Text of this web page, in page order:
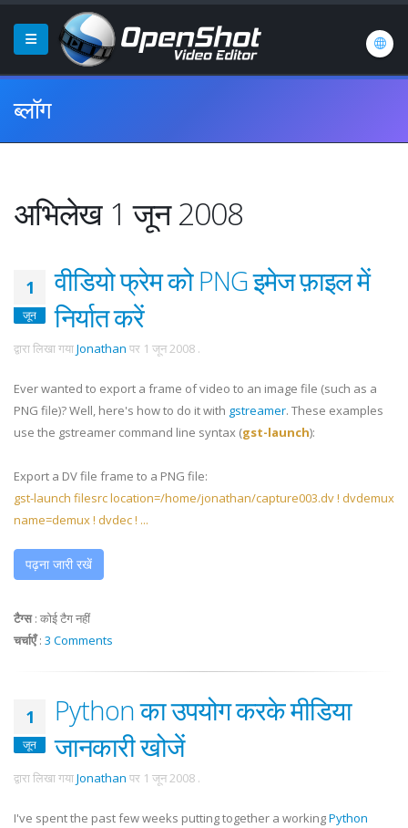
ब्लॉग
अभिलेख 1 जून 2008
1
जून
वीडियो फ्रेम को PNG इमेज फ़ाइल में
निर्यात करें
द्वारा लिखा गयाJonathan पर 1 जून 2008 .
Ever wanted to export a frame of video to an image file (such as a
PNG file)? Well, here's how to do it with gstreamer. These examples
use the gstreamer command line syntax (gst-launch):
Export a DV file frame to a PNG file:
gst-launch filesrc location=/home/jonathan/capture003.dv ! dvdemux
name=demux ! dvdec ! ...
पढ़ना जारी रखें
टैग्स: कोई टैग नहीं
चर्चाएँ: 3 Comments
1
जून
Python का उपयोग करके मीडिया
जानकारी खोजें
द्वारा लिखा गयाJonathan पर 1 जून 2008 .
I've spent the past few weeks putting together a workingPython